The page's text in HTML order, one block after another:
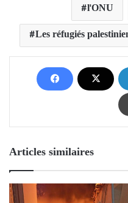
l'ONU
Les réfugiés
Articles similaires